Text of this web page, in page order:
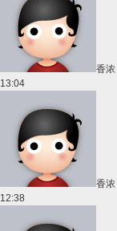
香浓
13:04
香浓
12:38